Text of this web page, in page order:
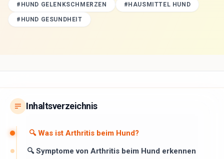
# HUND GELENKSCHMERZEN # HAUSMITTEL HUND
# HUND GESUNDHEIT
Inhaltsverzeichnis
🔍 Was ist Arthritis beim Hund?
🔍 Symptome von Arthritis beim Hund erkennen